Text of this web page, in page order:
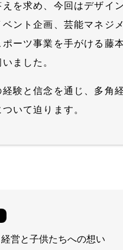
えを求め、今回はデザイ
ベント企画、芸能マネジ
ポーツ事業を手がける藤
ました。
経験と信念を通じ、多角
いて迫ります。
営と子供たちへの想い